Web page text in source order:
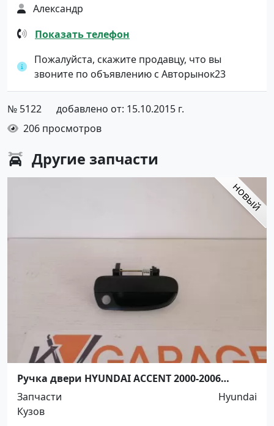
Александр
Показать телефон
Пожалуйста, скажите продавцу, что вы
звоните по объявлению с Авторынок23
№ 5122
добавлено от: 15.10.2015 г.
206 просмотров
Другие запчасти
Ручка двери HYUNDAI ACCENT 2000-2006
передняя RH Краснодар
Запчасти
Hyundai
Кузов